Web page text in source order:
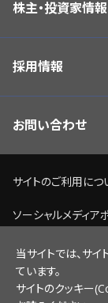
株主・投資家情報
採用情報
お問い合わせ
サイトのご利用につ
ソーシャルメディア
個人情報保護方針
脆弱性情報開示ポリ
当サイトでは、サ
ています。
サイトのクッキー